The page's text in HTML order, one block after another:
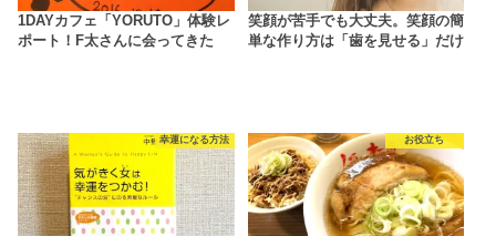
1DAYカフェ「YORUTO」体験レ
ポート！F太さんに会ってきた
笑顔が苦手でも大丈夫。笑顔の簡
単な作り方は「歯を見せる」だけ
幸運になる方法 お役立ち